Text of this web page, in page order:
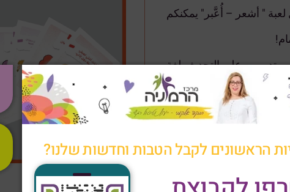
" أشعر – أُعَّبر" يمكنكم
وتدريبهم على التحدث بلغة
والإحساس الذي يمر
ويجدون صعوبة في
بذلك، وسيصبح لديهم
الآن لتدريب طفلك
הראשונים לקבל הטבות וחדשות שלנו?